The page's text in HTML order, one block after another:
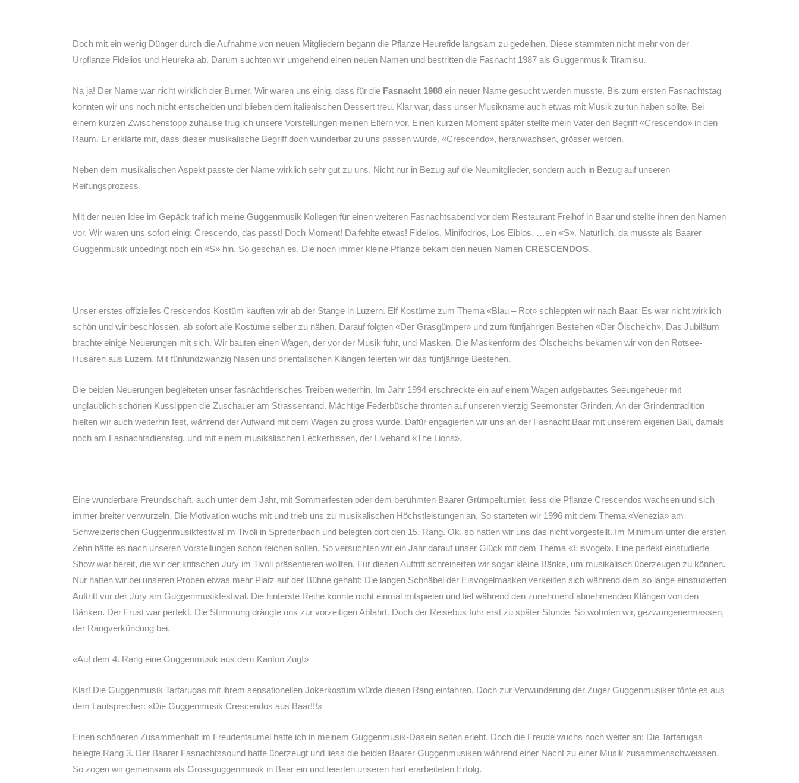
Doch mit ein wenig Dünger durch die Aufnahme von neuen Mitgliedern begann die Pflanze Heurefide langsam zu gedeihen. Diese stammten nicht mehr von der
Urpflanze Fidelios und Heureka ab. Darum suchten wir umgehend einen neuen Namen und bestritten die Fasnacht 1987 als Guggenmusik Tiramisu.
Na ja! Der Name war nicht wirklich der Burner. Wir waren uns einig, dass für die Fasnacht 1988 ein neuer Name gesucht werden musste. Bis zum ersten Fasnachtstag
konnten wir uns noch nicht entscheiden und blieben dem italienischen Dessert treu. Klar war, dass unser Musikname auch etwas mit Musik zu tun haben sollte. Bei
einem kurzen Zwischenstopp zuhause trug ich unsere Vorstellungen meinen Eltern vor. Einen kurzen Moment später stellte mein Vater den Begriff «Crescendo» in den
Raum. Er erklärte mir, dass dieser musikalische Begriff doch wunderbar zu uns passen würde. «Crescendo», heranwachsen, grösser werden.
Neben dem musikalischen Aspekt passte der Name wirklich sehr gut zu uns. Nicht nur in Bezug auf die Neumitglieder, sondern auch in Bezug auf unseren
Reifungsprozess.
Mit der neuen Idee im Gepäck traf ich meine Guggenmusik Kollegen für einen weiteren Fasnachtsabend vor dem Restaurant Freihof in Baar und stellte ihnen den Namen
vor. Wir waren uns sofort einig: Crescendo, das passt! Doch Moment! Da fehlte etwas! Fidelios, Minifodrios, Los Eiblos, …ein «S». Natürlich, da musste als Baarer
Guggenmusik unbedingt noch ein «S» hin. So geschah es. Die noch immer kleine Pflanze bekam den neuen Namen CRESCENDOS.
Unser erstes offizielles Crescendos Kostüm kauften wir ab der Stange in Luzern. Elf Kostüme zum Thema «Blau – Rot» schleppten wir nach Baar. Es war nicht wirklich
schön und wir beschlossen, ab sofort alle Kostüme selber zu nähen. Darauf folgten «Der Grasgümper» und zum fünfjährigen Bestehen «Der Ölscheich». Das Jubiläum
brachte einige Neuerungen mit sich. Wir bauten einen Wagen, der vor der Musik fuhr, und Masken. Die Maskenform des Ölscheichs bekamen wir von den Rotsee-
Husaren aus Luzern. Mit fünfundzwanzig Nasen und orientalischen Klängen feierten wir das fünfjährige Bestehen.
Die beiden Neuerungen begleiteten unser fasnächtlerisches Treiben weiterhin. Im Jahr 1994 erschreckte ein auf einem Wagen aufgebautes Seeungeheuer mit
unglaublich schönen Kusslippen die Zuschauer am Strassenrand. Mächtige Federbüsche thronten auf unseren vierzig Seemonster Grinden. An der Grindentradition
hielten wir auch weiterhin fest, während der Aufwand mit dem Wagen zu gross wurde. Dafür engagierten wir uns an der Fasnacht Baar mit unserem eigenen Ball, damals
noch am Fasnachtsdienstag, und mit einem musikalischen Leckerbissen, der Liveband «The Lions».
Eine wunderbare Freundschaft, auch unter dem Jahr, mit Sommerfesten oder dem berühmten Baarer Grümpelturnier, liess die Pflanze Crescendos wachsen und sich
immer breiter verwurzeln. Die Motivation wuchs mit und trieb uns zu musikalischen Höchstleistungen an. So starteten wir 1996 mit dem Thema «Venezia» am
Schweizerischen Guggenmusikfestival im Tivoli in Spreitenbach und belegten dort den 15. Rang. Ok, so hatten wir uns das nicht vorgestellt. Im Minimum unter die ersten
Zehn hätte es nach unseren Vorstellungen schon reichen sollen. So versuchten wir ein Jahr darauf unser Glück mit dem Thema «Eisvogel». Eine perfekt einstudierte
Show war bereit, die wir der kritischen Jury im Tivoli präsentieren wollten. Für diesen Auftritt schreinerten wir sogar kleine Bänke, um musikalisch überzeugen zu können.
Nur hatten wir bei unseren Proben etwas mehr Platz auf der Bühne gehabt: Die langen Schnäbel der Eisvogelmasken verkeilten sich während dem so lange einstudierten
Auftritt vor der Jury am Guggenmusikfestival. Die hinterste Reihe konnte nicht einmal mitspielen und fiel während den zunehmend abnehmenden Klängen von den
Bänken. Der Frust war perfekt. Die Stimmung drängte uns zur vorzeitigen Abfahrt. Doch der Reisebus fuhr erst zu später Stunde. So wohnten wir, gezwungenermassen,
der Rangverkündung bei.
«Auf dem 4. Rang eine Guggenmusik aus dem Kanton Zug!»
Klar! Die Guggenmusik Tartarugas mit ihrem sensationellen Jokerkostüm würde diesen Rang einfahren. Doch zur Verwunderung der Zuger Guggenmusiker tönte es aus
dem Lautsprecher: «Die Guggenmusik Crescendos aus Baar!!!»
Einen schöneren Zusammenhalt im Freudentaumel hatte ich in meinem Guggenmusik-Dasein selten erlebt. Doch die Freude wuchs noch weiter an: Die Tartarugas
belegte Rang 3. Der Baarer Fasnachtssound hatte überzeugt und liess die beiden Baarer Guggenmusiken während einer Nacht zu einer Musik zusammenschweissen.
So zogen wir gemeinsam als Grossguggenmusik in Baar ein und feierten unseren hart erarbeiteten Erfolg.